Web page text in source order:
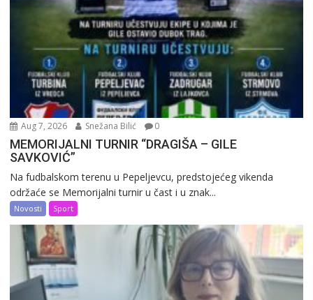
Aug 7, 2026 Snežana Bilić 0
MEMORIJALNI TURNIR “DRAGIŠA – GILE
SAVKOVIĆ”
Na fudbalskom terenu u Pepeljevcu, predstojećeg vikenda
održaće se Memorijalni turnir u čast i u znak...
Novosti Sport